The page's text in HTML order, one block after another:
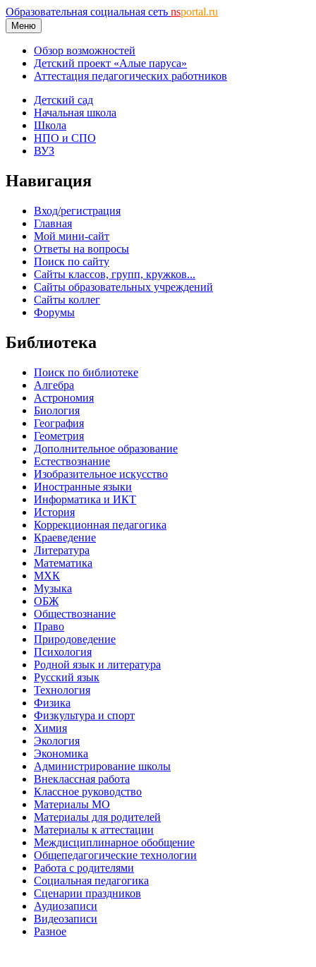
Образовательная социальная сеть nsportal.ru
Меню
Обзор возможностей
Детский проект «Алые паруса»
Аттестация педагогических работников
Детский сад
Начальная школа
Школа
НПО и СПО
ВУЗ
Навигация
Вход/регистрация
Главная
Мой мини-сайт
Ответы на вопросы
Поиск по сайту
Сайты классов, групп, кружков...
Сайты образовательных учреждений
Сайты коллег
Форумы
Библиотека
Поиск по библиотеке
Алгебра
Астрономия
Биология
География
Геометрия
Дополнительное образование
Естествознание
Изобразительное искусство
Иностранные языки
Информатика и ИКТ
История
Коррекционная педагогика
Краеведение
Литература
Математика
МХК
Музыка
ОБЖ
Обществознание
Право
Природоведение
Психология
Родной язык и литература
Русский язык
Технология
Физика
Физкультура и спорт
Химия
Экология
Экономика
Администрирование школы
Внеклассная работа
Классное руководство
Материалы МО
Материалы для родителей
Материалы к аттестации
Междисциплинарное обобщение
Общепедагогические технологии
Работа с родителями
Социальная педагогика
Сценарии праздников
Аудиозаписи
Видеозаписи
Разное